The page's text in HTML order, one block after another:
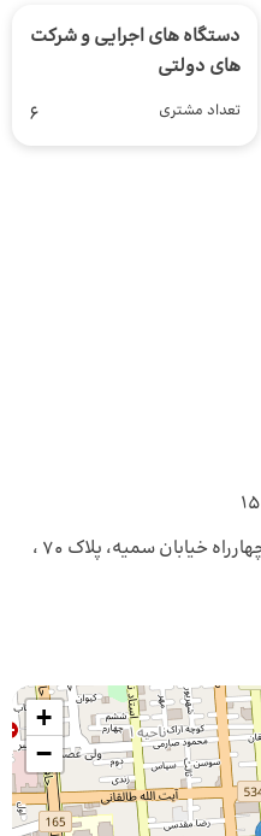
دستگاه های اجرایی و شرکت
های دولتی
تعداد مشتری 6
15
خیابان ایرانشهر، بعد از چهارراه خیابان سمیه، پلاک ۷۰ ،
+
−